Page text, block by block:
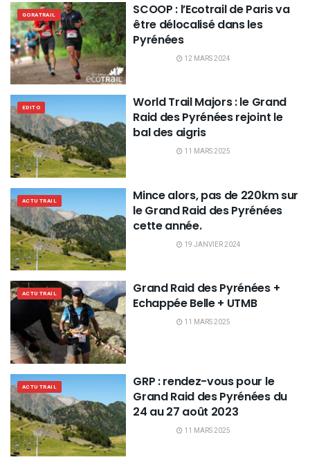
GORATRAIL
SCOOP : l’Ecotrail de Paris va
être délocalisé dans les
Pyrénées
12 MARS 2024
EDITO
World Trail Majors : le Grand
Raid des Pyrénées rejoint le
bal des aigris
11 MARS 2025
ACTU TRAIL
Mince alors, pas de 220km sur
le Grand Raid des Pyrénées
cette année.
19 JANVIER 2024
ACTU TRAIL
Grand Raid des Pyrénées +
Echappée Belle + UTMB
11 MARS 2025
ACTU TRAIL
GRP : rendez-vous pour le
Grand Raid des Pyrénées du
24 au 27 août 2023
11 MARS 2025